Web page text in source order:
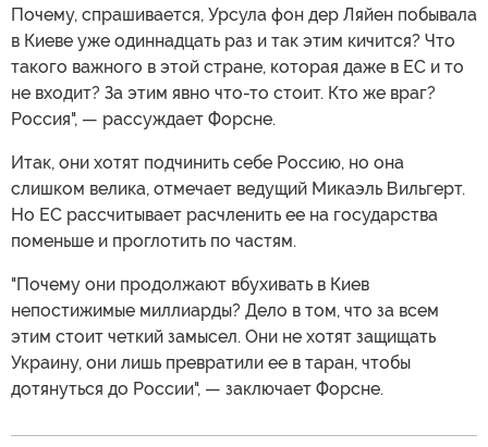
Почему, спрашивается, Урсула фон дер Ляйен побывала
в Киеве уже одиннадцать раз и так этим кичится? Что
такого важного в этой стране, которая даже в ЕС и то
не входит? За этим явно что-то стоит. Кто же враг?
Россия", — рассуждает Форсне.
Итак, они хотят подчинить себе Россию, но она
слишком велика, отмечает ведущий Микаэль Вильгерт.
Но ЕС рассчитывает расчленить ее на государства
поменьше и проглотить по частям.
"Почему они продолжают вбухивать в Киев
непостижимые миллиарды? Дело в том, что за всем
этим стоит четкий замысел. Они не хотят защищать
Украину, они лишь превратили ее в таран, чтобы
дотянуться до России", — заключает Форсне.